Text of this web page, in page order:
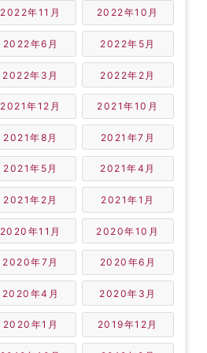
2022年11月 2022年10月
2022年6月 2022年5月
2022年3月 2022年2月
2021年12月 2021年10月
2021年8月 2021年7月
2021年5月 2021年4月
2021年2月 2021年1月
2020年11月 2020年10月
2020年7月 2020年6月
2020年4月 2020年3月
2020年1月 2019年12月